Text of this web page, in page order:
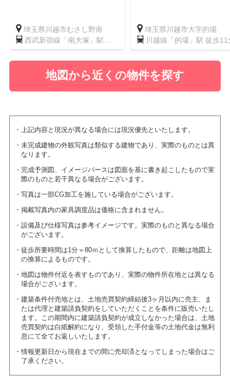
埼玉県川越市むさし野南
西武新宿線「南大塚」駅 徒
歩23分
埼玉県川越市大字的場
川越線「的場」駅 徒歩11
地図から近くの物件を探す
上記内容と現況が異なる場合には現況優先といたします。
未完成建物の外観写真は類似する建物であり、実際のものとは異
なります。
完成予測図、イメージパースは図面を基に書き起こしたもので実
際のものと若干異なる場合がございます。
写真は一部CG加工を施している場合がございます。
掲載写真内の家具調度品は価格に含まれません。
設備及び仕様写真は参考イメージです。実際のものと異なる場合
がございます。
徒歩所要時間は1分＝80ｍとして換算したもので、距離は地図上
の換算によるものです。
地図は物件付近を表すものであり、実際の物件所在地とは異なる
場合がございます。
建築条件付売地とは、土地売買契約締結後3ヶ月以内に売主、ま
たは代理と建築請負契約をしていただくことを条件に販売いたし
ます。この期間内に建築請負契約が成立しなかった場合は、土地
売買契約は白紙解約になり、受領した手付金等の土地代金は無利
息にて全てお返しいたします。
情報更新日から現在までの間に売却済となってしまった場合はご
了承ください。